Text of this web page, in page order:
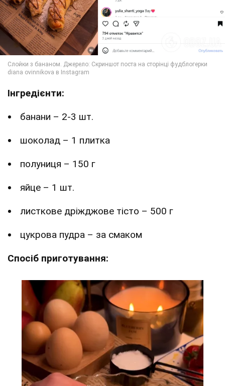
Інгредієнти:
банани – 2-3 шт.
шоколад – 1 плитка
полуниця – 150 г
яйце – 1 шт.
листкове дріжджове тісто – 500 г
цукрова пудра – за смаком
Спосіб приготування: